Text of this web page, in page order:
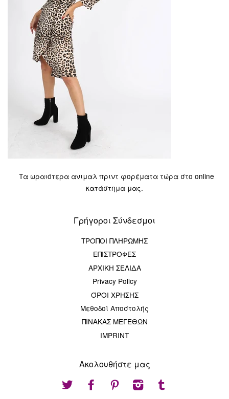
Τα ωραιότερα ανιμαλ πριντ φορέματα τώρα στο online
κατάστημα μας.
Γρήγοροι Σύνδεσμοι
ΤΡΟΠΟΙ ΠΛΗΡΩΜΗΣ
ΕΠΙΣΤΡΟΦΕΣ
ΑΡΧΙΚΗ ΣΕΛΙΔΑ
Privacy Policy
ΌΡΟΙ ΧΡΗΣΗΣ
Μεθοδοί Αποστολής
ΠΙΝΑΚΑΣ ΜΕΓΕΘΩΝ
IMPRINT
Ακολουθήστε μας
Twitter Facebook Pinterest Instagram